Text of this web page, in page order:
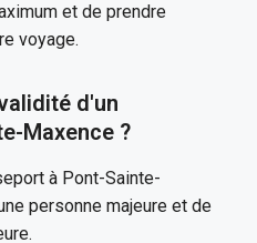
et de prendre
voyage.
d'un
Maxence ?
à Pont-Sainte-
personne majeure et de